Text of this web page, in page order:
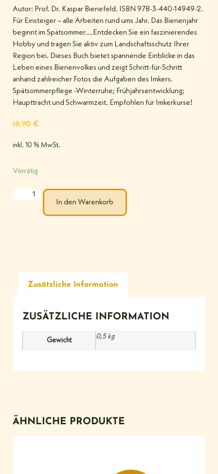
Autor: Prof. Dr. Kaspar Bienefeld. ISBN 978-3-440-14949-2.
Für Einsteiger – alle Arbeiten rund ums Jahr. Das Bienenjahr
beginnt im Spätsommer….Entdecken Sie ein faszinierendes
Hobby und tragen Sie aktiv zum Landschaftsschutz Ihrer
Region bei. Dieses Buch bietet spannende Einblicke in das
Leben eines Bienenvolkes und zeigt Schritt-für-Schritt
anhand zahlreicher Fotos die Aufgaben des Imkers.
Spätsommerpflege -Winterruhe; Frühjahrsentwicklung;
Haupttracht und Schwarmzeit. Empfohlen für Imkerkurse!
18,90 €
inkl. 10 % MwSt.
Vorrätig
In den Warenkorb
Zusätzliche Information
ZUSÄTZLICHE INFORMATION
Gewicht
0,5 kg
ÄHNLICHE PRODUKTE